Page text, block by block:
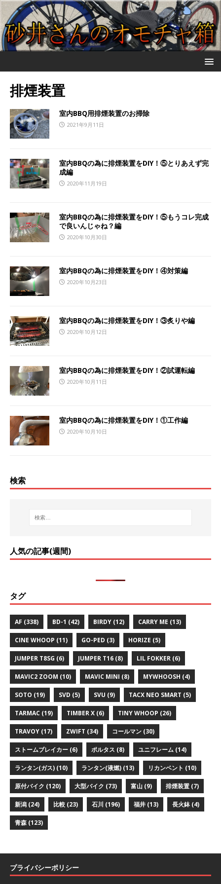
排煙装置
室内BBQ用排煙装置のお掃除
2021年9月11日
室内BBQの為に排煙装置をDIY！⑤とりあえず完
成編
2020年11月19日
室内BBQの為に排煙装置をDIY！⑤もうコレ完成
で良いんじゃね？編
2020年10月30日
室内BBQの為に排煙装置をDIY！④対策編
2020年10月23日
室内BBQの為に排煙装置をDIY！③炙りや編
2020年10月12日
室内BBQの為に排煙装置をDIY！②試運転編
2020年10月11日
室内BBQの為に排煙装置をDIY！①工作編
2020年10月10日
検索
人気の記事(週間)
タグ
AF (338) BD-1 (42) BIRDY (12) CARRY ME (13)
CINE WHOOP (11) GO-PED (3) HORIZE (5)
JUMPER T8SG (6) JUMPER T16 (8) LIL FOKKER (6)
MAVIC2 ZOOM (10) MAVIC MINI (8) MYWHOOSH (4)
SOTO (19) SVD (5) SVU (9) TACX NEO SMART (5)
TARMAC (19) TIMBER X (6) TINY WHOOP (26)
TRAVOY (17) ZWIFT (34) コールマン (30)
ストームブレイカー (6) ポルタス (8) ユニフレーム (14)
ランタン(ガス) (10) ランタン(液燃) (13) リカンベント (10)
原付バイク (120) 大型バイク (73) 富山 (9) 排煙装置 (7)
新潟 (24) 比較 (23) 石川 (196) 福井 (13) 長火鉢 (4)
青森 (123)
プライバシーポリシー